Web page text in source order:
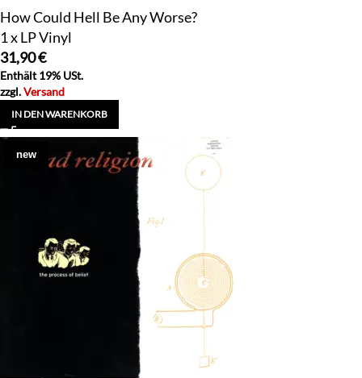
How Could Hell Be Any Worse?
1 x LP Vinyl
31,90€
Enthält 19% USt.
zzgl.Versand
IN DEN WARENKORB
new